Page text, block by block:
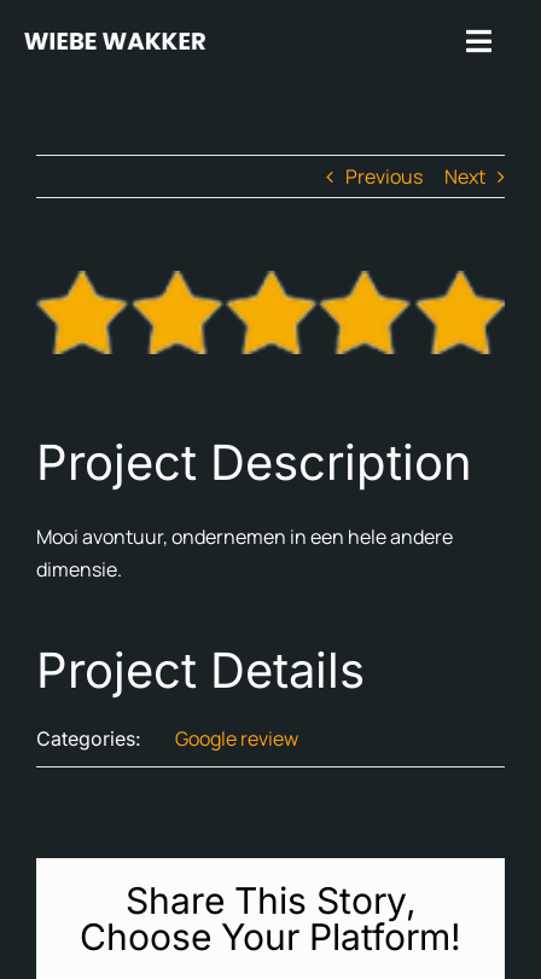
Previous Next
View
Larger
Image
Project Description
Mooi avontuur, ondernemen in een hele andere
dimensie.
Project Details
Categories: Google review
Share This Story,
Choose Your Platform!